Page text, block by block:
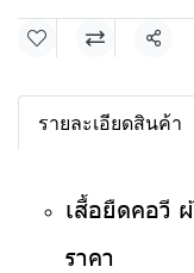
แชร์
รายละเอียดสินค้า
เสื้อยืดคอวี
ราคา